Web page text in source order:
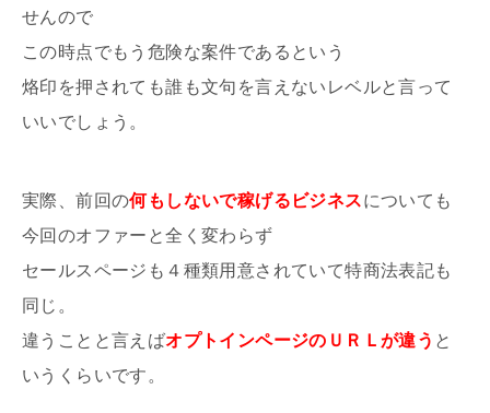
せんので
この時点でもう危険な案件であるという
烙印を押されても誰も文句を言えないレベルと言って
いいでしょう。
実際、前回の何もしないで稼げるビジネスについても
今回のオファーと全く変わらず
セールスページも４種類用意されていて特商法表記も
同じ。
違うことと言えばオプトインページのＵＲＬが違う と
いうくらいです。